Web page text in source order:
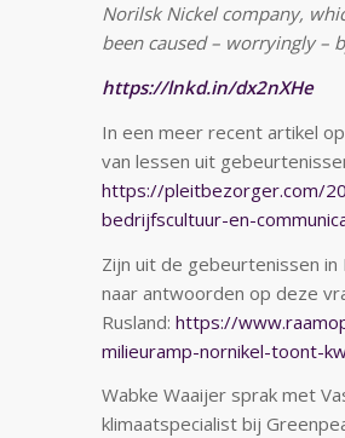
Norilsk Nickel company,
been caused – worryingly –
https://lnkd.in/dx2nXHe
In een meer recent artikel
van lessen uit
https://pleitbezorger.com/
bedrijfscultuur-en-
Zijn uit de gebeurtenissen
naar antwoorden op deze
Rusland: https://
milieuramp-nornikel-toont-
Wabke Waaijer sprak met
klimaatspecialist bij